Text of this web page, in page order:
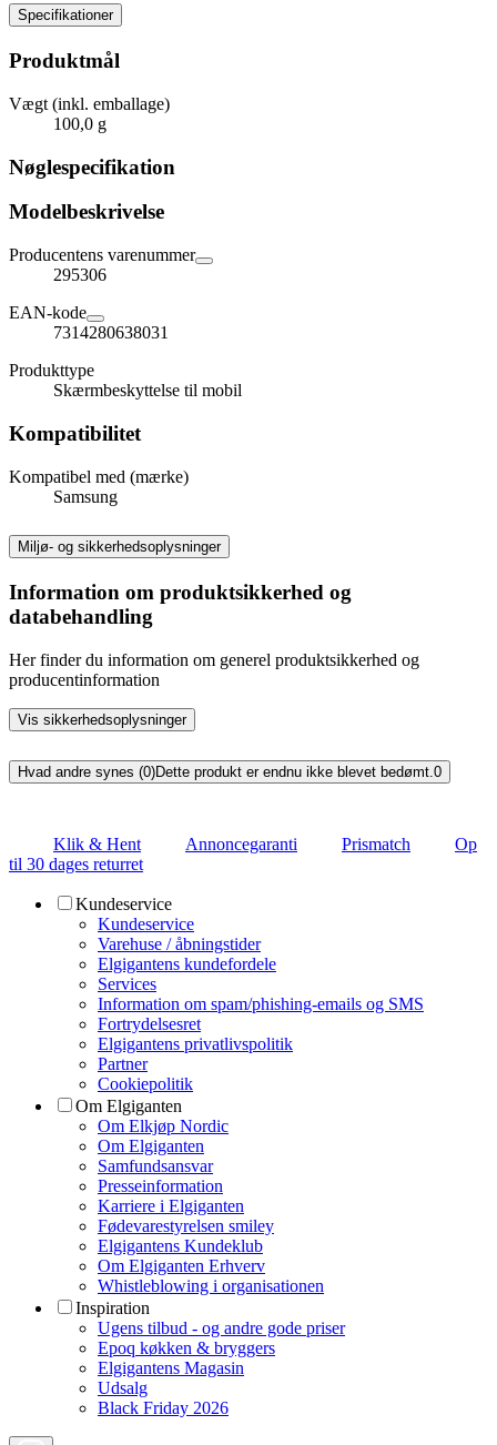
Specifikationer
Produktmål
Vægt (inkl. emballage)
100,0 g
Nøglespecifikation
Modelbeskrivelse
Producentens varenummer
295306
EAN-kode
7314280638031
Produkttype
Skærmbeskyttelse til mobil
Kompatibilitet
Kompatibel med (mærke)
Samsung
Miljø- og sikkerhedsoplysninger
Information om produktsikkerhed og
databehandling
Her finder du information om generel produktsikkerhed og
producentinformation
Vis sikkerhedsoplysninger
Hvad andre synes (0)Dette produkt er endnu ikke blevet bedømt. 0
Klik & Hent Annoncegaranti Prismatch
Op
til 30 dages returret
Kundeservice
Kundeservice
Varehuse / åbningstider
Elgigantens kundefordele
Services
Information om spam/phishing-emails og SMS
Fortrydelsesret
Elgigantens privatlivspolitik
Partner
Cookiepolitik
Om Elgiganten
Om Elkjøp Nordic
Om Elgiganten
Samfundsansvar
Presseinformation
Karriere i Elgiganten
Fødevarestyrelsen smiley
Elgigantens Kundeklub
Om Elgiganten Erhverv
Whistleblowing i organisationen
Inspiration
Ugens tilbud - og andre gode priser
Epoq køkken & bryggers
Elgigantens Magasin
Udsalg
Black Friday 2026